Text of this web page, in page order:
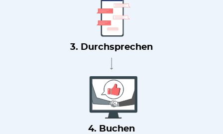
3. Durchsprechen
4. Buchen